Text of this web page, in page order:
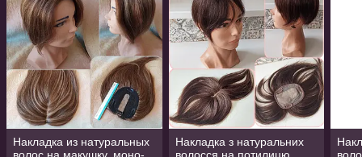
Накладка из натуральных
Накладка з натуральних